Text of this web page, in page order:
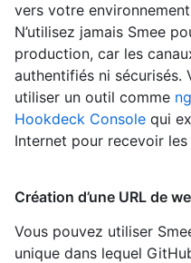
vers votre
N’utilisez jamais Smee
production, car les
authentifiés ni sécurisés.
utiliser un outil comme
Hookdeck Console qui
Internet pour recevoir
Création d’une URL de
Vous pouvez utiliser
unique dans lequel